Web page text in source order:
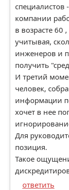
специалистов
компании
в возрасте 60
учитывая,
инженеров и
получить
И третий
человек,
информации
хочет в нее
Для
позиция.
Такое
ответить